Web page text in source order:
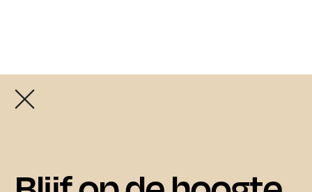
De exposities zijn vrij toegankelijk van donderdag t/m